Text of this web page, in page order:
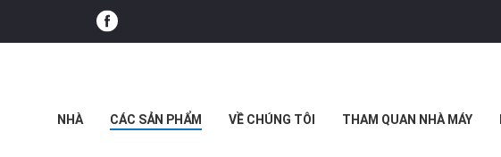
NHÀ CÁC SẢN PHẨM VỀ CHÚNG TÔI THAM QUAN NHÀ MÁY